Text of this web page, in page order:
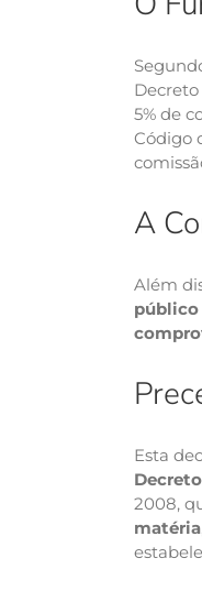
5% de
Código
A
Além
público
Esta
Decreto
2008,
matéria